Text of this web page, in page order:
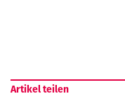
Artikel teilen